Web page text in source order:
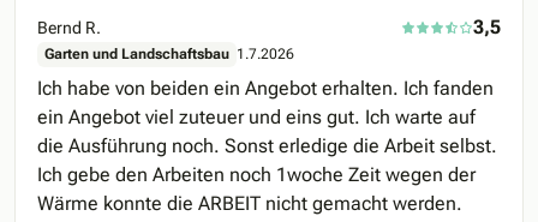
Bernd R. 3,5
Garten und Landschaftsbau 1.7.2026
Ich habe von beiden ein Angebot erhalten. Ich fanden
ein Angebot viel zuteuer und eins gut. Ich warte auf
die Ausführung noch. Sonst erledige die Arbeit selbst.
Ich gebe den Arbeiten noch 1woche Zeit wegen der
Wärme konnte die ARBEIT nicht gemacht werden.